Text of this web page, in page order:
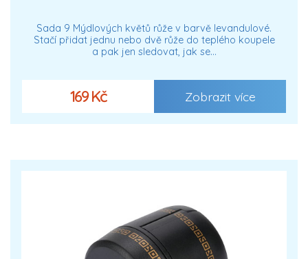
Sada 9 Mýdlových květů růže v barvě levandulové.
Stačí přidat jednu nebo dvě růže do teplého koupele
a pak jen sledovat, jak se…
169 Kč Zobrazit více